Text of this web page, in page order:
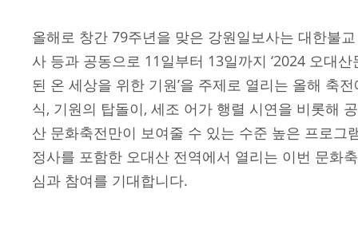
올해로 창간 79주년을 맞은 강원일보사는 대한불
사 등과 공동으로 11일부터 13일까지 ‘2024 오대산
된 온 세상을 위한 기원’을 주제로 열리는 올해 축
식, 기원의 탑돌이, 세조 어가 행렬 시연을 비롯해
산 문화축전만이 보여줄 수 있는 수준 높은 프로그
정사를 포함한 오대산 전역에서 열리는 이번 문화
심과 참여를 기대합니다.